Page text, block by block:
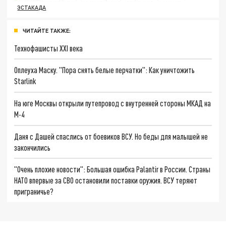
ЭСТАКАДА
ЧИТАЙТЕ ТАКЖЕ:
Технофашисты XXI века
Оплеуха Маску. "Пора снять белые перчатки": Как уничтожить
Starlink
На юге Москвы открыли путепровод с внутренней стороны МКАД на
М-4
Даня с Дашей спаслись от боевиков ВСУ. Но беды для малышей не
закончились
"Очень плохие новости": Большая ошибка Palantir в России. Страны
НАТО впервые за СВО остановили поставки оружия. ВСУ теряют
приграничье?